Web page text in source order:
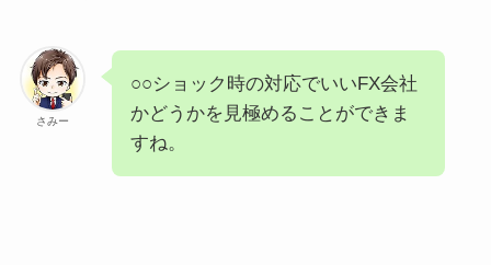
さみー
○○ショック時の対応でいいFX会社
かどうかを見極めることができま
すね。